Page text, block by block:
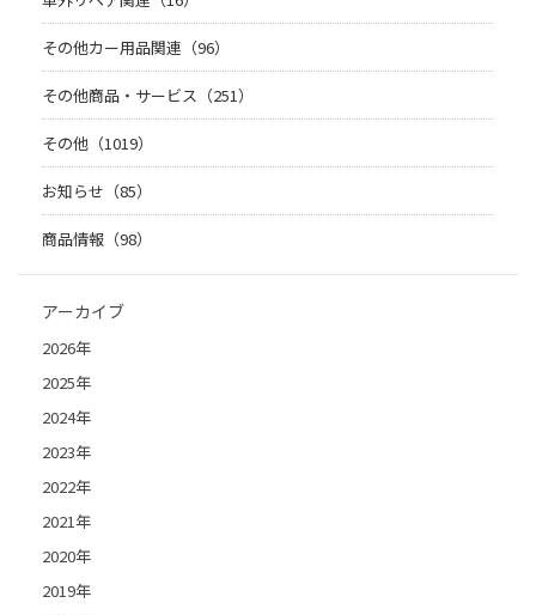
その他カー用品関連（96）
その他商品・サービス（251）
その他（1019）
お知らせ（85）
商品情報（98）
アーカイブ
2026年
2025年
2024年
2023年
2022年
2021年
2020年
2019年